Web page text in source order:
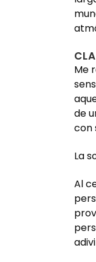
Me
de
con
La
Al